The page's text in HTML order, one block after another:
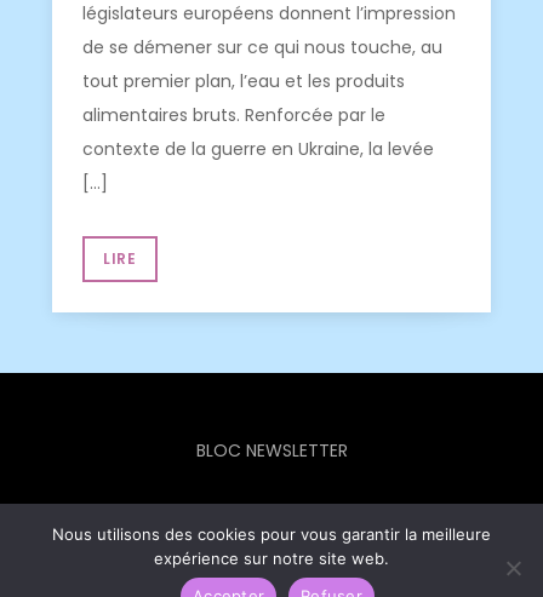
législateurs européens donnent l’impression
de se démener sur ce qui nous touche, au
tout premier plan, l’eau et les produits
alimentaires bruts. Renforcée par le
contexte de la guerre en Ukraine, la levée
[…]
LIRE
BLOC NEWSLETTER
Europe Info Hebdo © 2023 - Theme Focus Blog by
Creativ
Nous utilisons des cookies pour vous garantir la meilleure
expérience sur notre site web.